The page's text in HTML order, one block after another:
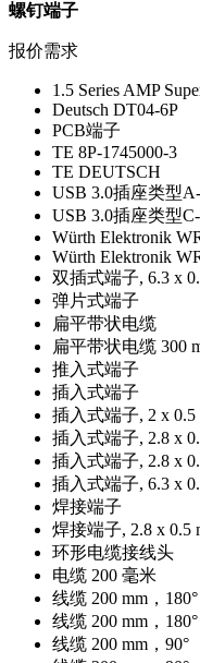
螺钉端子
报价需求
1.5 Series AMP
Deutsch DT04-6P
PCB端子
TE 8P-1745000-3
TE DEUTSCH
USB 3.0插座类型
USB 3.0插座类型
Würth Elektronik
Würth Elektronik
双插式端子, 6.3 x
弹片式端子
扁平带状电缆
扁平带状电缆 300
推入式端子
插入式端子
插入式端子, 2 x 0.5
插入式端子, 2.8 x
插入式端子, 2.8 x
插入式端子, 6.3 x
焊接端子
焊接端子, 2.8 x 0.5
环形电缆接线头
电缆 200 毫米
线缆 200 mm，180°
线缆 200 mm，
线缆 200 mm，90°